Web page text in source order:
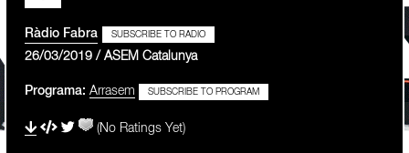
Ràdio Fabra SUBSCRIBE TO RADIO
26/03/2019 / ASEM Catalunya
Programa: Arrasem SUBSCRIBE TO PROGRAM
(No Ratings Yet)